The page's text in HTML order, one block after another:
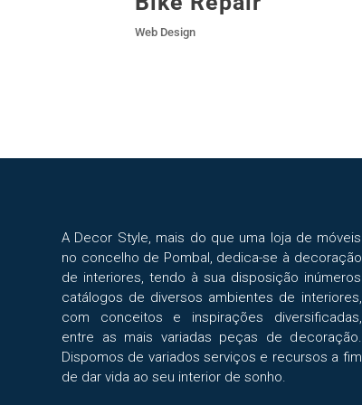
Web Design
A Decor Style, mais do que uma loja de móveis
no concelho de Pombal, dedica-se à decoração
de interiores, tendo à sua disposição inúmeros
catálogos de diversos ambientes de interiores,
com conceitos e inspirações diversificadas,
entre as mais variadas peças de decoração.
Dispomos de variados serviços e recursos a fim
de dar vida ao seu interior de sonho.